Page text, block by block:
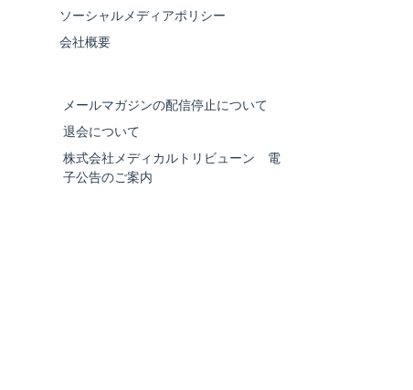
ソーシャルメディアポリシー
会社概要
メールマガジンの配信停止について
退会について
株式会社メディカルトリビューン 電
子公告のご案内